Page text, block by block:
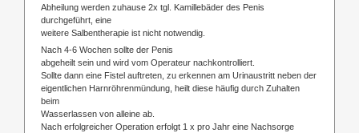
Abheilung werden zuhause 2x tgl. Kamillebäder des Penis
durchgeführt, eine
weitere Salbentherapie ist nicht notwendig.
Nach 4-6 Wochen sollte der Penis
abgeheilt sein und wird vom Operateur nachkontrolliert.
Sollte dann eine Fistel auftreten, zu erkennen am Urinaustritt neben der
eigentlichen Harnröhrenmündung, heilt diese häufig durch Zuhalten
beim
Wasserlassen von alleine ab.
Nach erfolgreicher Operation erfolgt 1 x pro Jahr eine Nachsorge